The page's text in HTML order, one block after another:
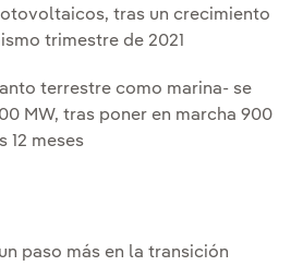
tras un crecimiento
trimestre de 2021
terrestre como marina- se
MW, tras poner en marcha 900
12 meses
paso más en la transición